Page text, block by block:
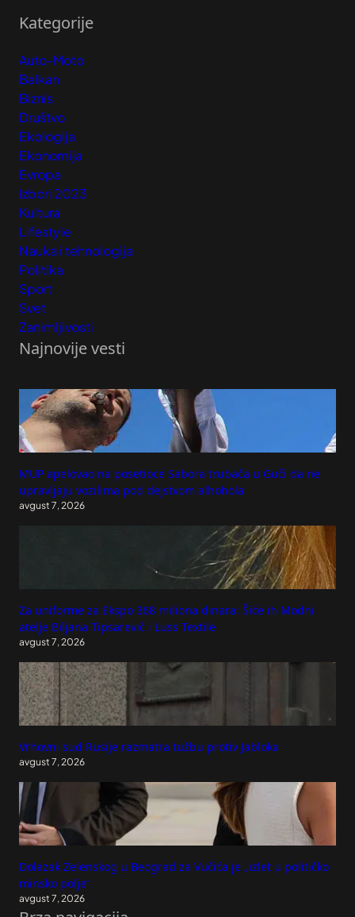
Kategorije
Auto-Moto
Balkan
Biznis
Društvo
Ekologija
Ekonomija
Evropa
Izbori 2023
Kultura
Lifestyle
Nauka i tehnologija
Politika
Sport
Svet
Zanimljivosti
Najnovije vesti
MUP apelovao na posetioce Sabora trubača u Guči da ne
upravljaju vozilima pod dejstvom alhohola
avgust 7, 2026
Za uniforme za Ekspo 368 miliona dinara: Šiće ih Modni
atelje Biljana Tipsarević i Luss Textile
avgust 7, 2026
Vrhovni sud Rusije razmatra tužbu protiv Jabloka
avgust 7, 2026
Dolazak Zelenskog u Beograd za Vučića je „izlet u političko
minsko polje“
avgust 7, 2026